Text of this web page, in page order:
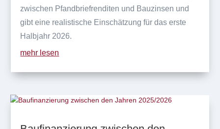
zwischen Pfandbriefrenditen und Bauzinsen und
gibt eine realistische Einschätzung für das erste
Halbjahr 2026.
mehr lesen